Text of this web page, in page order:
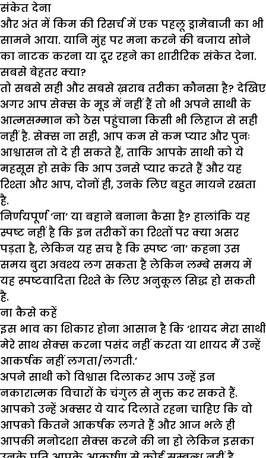
संकेत देना
और अंत में किम की रिसर्च में एक पहलू ड्रामेबाजी का भी
सामने आया. यानि मुंह पर मना करने की बजाय सोने
का नाटक करना या दूर रहने का शारीरिक संकेत देना.
सबसे बेहतर क्या?
तो सबसे सही और सबसे ख़राब तरीका कौनसा है? देखिए
अगर आप सेक्स के मूड में नहीं हैं तो भी अपने साथी के
आत्मसम्मान को ठेस पहुंचाना किसी भी लिहाज से सही
नहीं है. सेक्स ना सही, आप कम से कम प्यार और पुनः
आश्वासन तो दे ही सकते हैं, ताकि आपके साथी को ये
महसूस हो सके कि आप उनसे प्यार करते हैं और यह
रिश्ता और आप, दोनों ही, उनके लिए बहुत मायने रखता
है.
निर्णयपूर्ण ‘ना’ या बहाने बनाना कैसा है? हालांकि यह
स्पष्ट नहीं है कि इन तरीकों का रिश्तों पर क्या असर
पड़ता है, लेकिन यह सच है कि स्पष्ट ‘ना’ कहना उस
समय बुरा अवश्य लग सकता है लेकिन लम्बे समय में
यह स्पष्टवादिता रिश्ते के लिए अनुकूल सिद्ध हो सकती
है.
ना कैसे कहें
इस भाव का शिकार होना आसान है कि ‘शायद मेरा साथी
मेरे साथ सेक्स करना पसंद नहीं करता या शायद मैं उन्हें
आकर्षक नहीं लगता/लगती.’
अपने साथी को विश्वास दिलाकर आप उन्हें इन
नकारात्मक विचारों के चंगुल से मुक्त कर सकते हैं.
आपको उन्हें अक्सर ये याद दिलाते रहना चाहिए कि वो
आपको कितने आकर्षक लगते हैं और आज भले ही
आपकी मनोदशा सेक्स करने की ना हो लेकिन इसका